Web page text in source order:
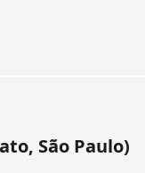
São Paulo)